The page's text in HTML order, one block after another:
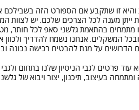
זו שתקבע אם הספורט הזה בשבילכם
מענה לכל הצרכים שלכם. יש לצוות
אנחנו מתמחים בהתאמת גלשני סאפ לכל חותר,
המשקלים. אנחנו נשמח להדריך ולכוון
הדרושים על מנת להבטיח רכישה נכונה
פרטים לגבי הניסיון שלנו בתחום ולגבי
ונושם את תחום הסאפ כבר מעל 15 שנה ומתמחה בעיצוב, תיכנון, יצור ויבוא